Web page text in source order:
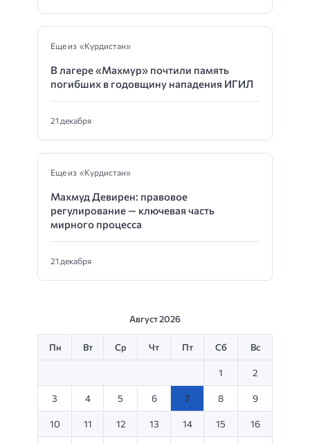
Еще из «Курдистан»
В лагере «Махмур» почтили память
погибших в годовщину нападения ИГИЛ
21 декабря
Еще из «Курдистан»
Махмуд Девирен: правовое
регулирование — ключевая часть
мирного процесса
21 декабря
Август 2026
Пн Вт Ср Чт Пт Сб Вс
1 2
3 4 5 6 7 8 9
10 11 12 13 14 15 16